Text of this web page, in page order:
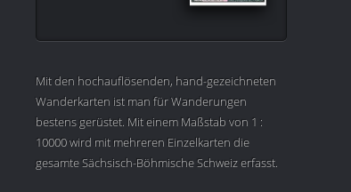
Mit den hochauflösenden, hand-gezeichneten
Wanderkarten ist man für Wanderungen
bestens gerüstet. Mit einem Maßstab von 1 :
10000 wird mit mehreren Einzelkarten die
gesamte Sächsisch-Böhmische Schweiz erfasst.